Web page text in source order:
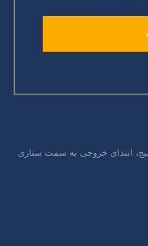
ابتدای خروجی به سمت ستاری